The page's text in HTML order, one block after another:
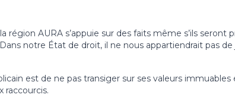
région AURA s’appuie sur des faits même s’ils
notre État de droit, il ne nous appartiendrait pas
est de ne pas transiger sur ses valeurs immuables
raccourcis.